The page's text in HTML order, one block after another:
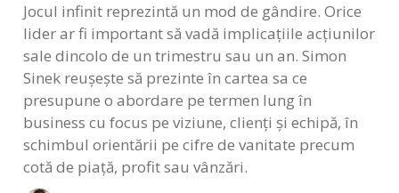
Jocul infinit reprezintă un mod de gândire. Orice
lider ar fi important să vadă implicațiile acțiunilor
sale dincolo de un trimestru sau un an. Simon
Sinek reușește să prezinte în cartea sa ce
presupune o abordare pe termen lung în
business cu focus pe viziune, clienți și echipă, în
schimbul orientării pe cifre de vanitate precum
cotă de piață, profit sau vânzări.